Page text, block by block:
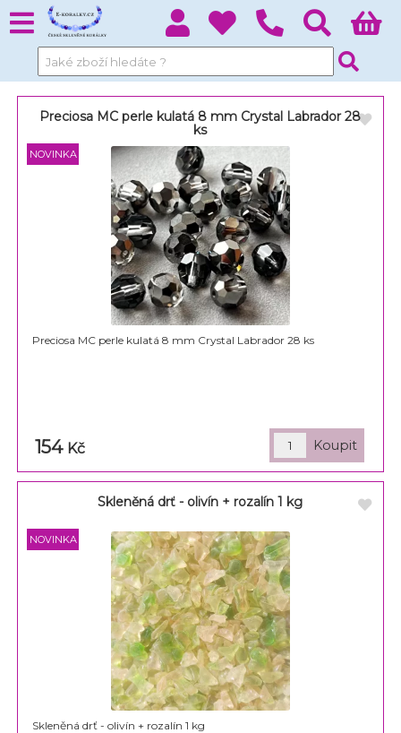
Preciosa MC perle kulatá 8 mm Crystal Labrador 28
ks
Preciosa MC perle kulatá 8 mm Crystal Labrador 28 ks
154 Kč
Skleněná drť - olivín + rozalín 1 kg
Skleněná drť - olivín + rozalín 1 kg